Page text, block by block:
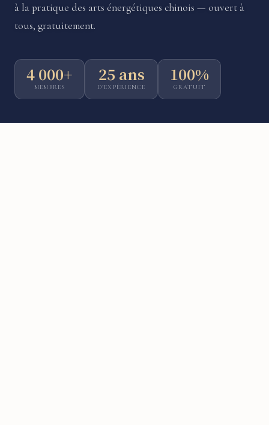
à la pratique des arts énergétiques chinois — ouvert à
tous, gratuitement.
4 000+
MEMBRES
25 ans
D’EXPÉRIENCE
100%
GRATUIT